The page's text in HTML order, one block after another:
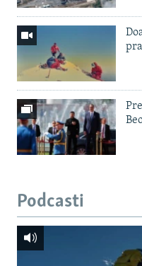
Podcasti